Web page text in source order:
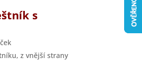
s
z vnější strany